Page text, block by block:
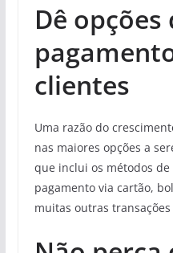
Dê opções
clientes
Uma razão do
nas maiores opções a
que inclui os métodos
pagamento via cartão,
muitas outras